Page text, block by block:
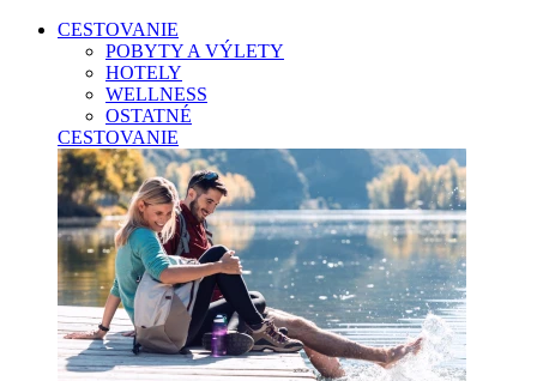
CESTOVANIE
POBYTY A VÝLETY
HOTELY
WELLNESS
OSTATNÉ
CESTOVANIE